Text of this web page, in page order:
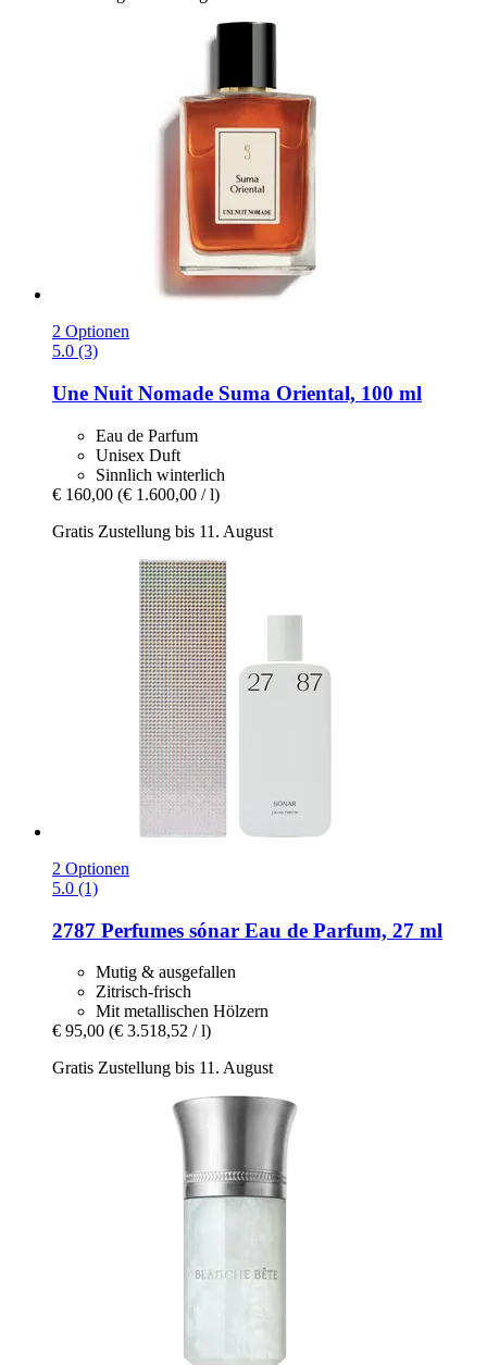
2 Optionen
5.0 (3)
Une Nuit Nomade Suma Oriental, 100 ml
Eau de Parfum
Unisex Duft
Sinnlich winterlich
€ 160,00 (€ 1.600,00 / l)
Gratis Zustellung bis 11. August
2 Optionen
5.0 (1)
2787 Perfumes sónar Eau de Parfum, 27 ml
Mutig & ausgefallen
Zitrisch-frisch
Mit metallischen Hölzern
€ 95,00 (€ 3.518,52 / l)
Gratis Zustellung bis 11. August